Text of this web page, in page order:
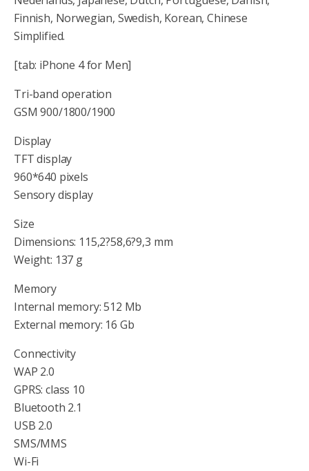
Finnish, Norwegian, Swedish, Korean, Chinese
Simplified.
[tab: iPhone 4 for Men]
Tri-band operation
GSM 900/1800/1900
Display
TFT display
960*640 pixels
Sensory display
Size
Dimensions: 115,2?58,6?9,3 mm
Weight: 137 g
Memory
Internal memory: 512 Mb
External memory: 16 Gb
Connectivity
WAP 2.0
GPRS: class 10
Bluetooth 2.1
USB 2.0
SMS/MMS
Wi-Fi